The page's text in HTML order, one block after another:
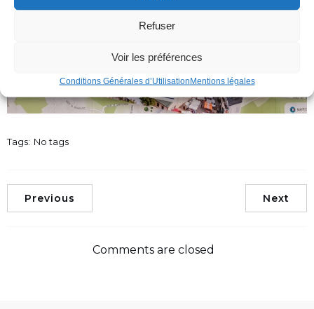
Refuser
Voir les préférences
Conditions Générales d’UtilisationMentions légales
Tags: No tags
Previous Next
Comments are closed